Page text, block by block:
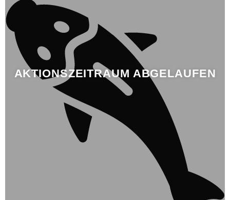
AKTIONSZEITRAUM ABGELAUFEN